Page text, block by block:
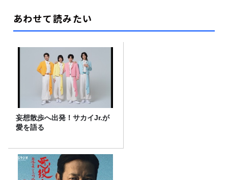
あわせて読みたい
妄想散歩へ出発！サカイJr.が
愛を語る